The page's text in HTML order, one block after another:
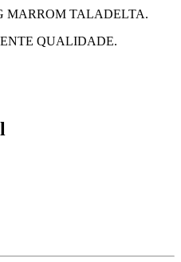
MARROM TALADELTA.
QUALIDADE.